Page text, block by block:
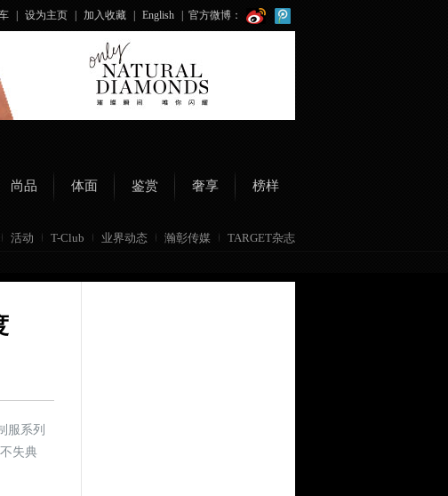
设为主页 加入收藏 English 官方微博：
尚品 体面 鉴赏 奢享 榜样
活动 T-Club 业界动态 瀚彰传媒 TARGET杂志
服系列
失典